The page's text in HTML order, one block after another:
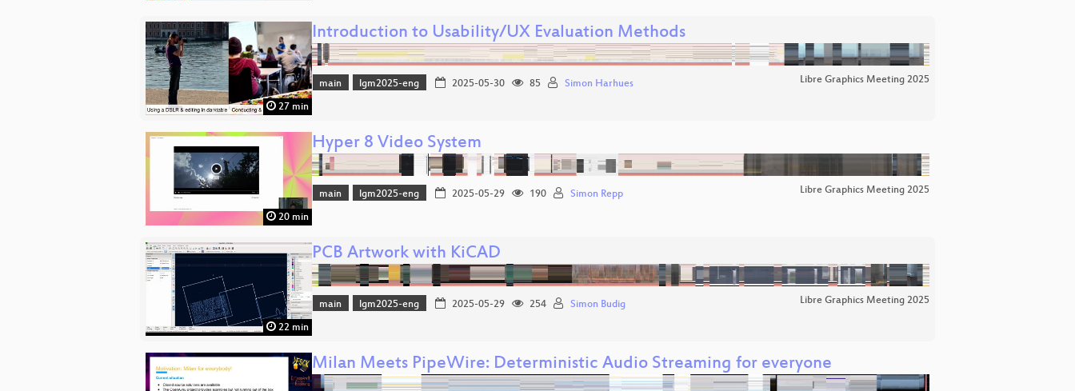
27 min
Introduction to Usability/UX Evaluation Methods
main lgm2025-eng 2025-05-30 85 Simon Harhues Libre Graphics Meeting 2025
20 min
Hyper 8 Video System
main lgm2025-eng 2025-05-29 190 Simon Repp Libre Graphics Meeting 2025
22 min
PCB Artwork with KiCAD
main lgm2025-eng 2025-05-29 254 Simon Budig Libre Graphics Meeting 2025
Milan Meets PipeWire: Deterministic Audio Streaming for everyone